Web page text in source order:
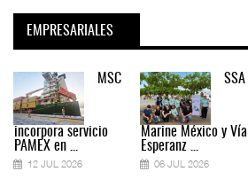
EMPRESARIALES
MSC
incorpora servicio
PAMEX en ...
12 JUL 2026
SSA
Marine México y Vía
Esperanz ...
06 JUL 2026